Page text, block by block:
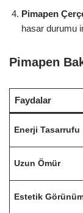
Pimapen
hasar durumu
Pimapen
Faydalar
Enerji Tasarrufu
Uzun Ömür
Estetik